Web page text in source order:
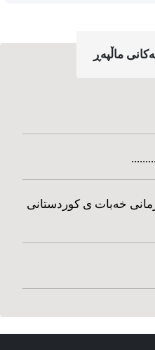
ماڵپه‌ڕ
خه‌بات ی کوردستانی